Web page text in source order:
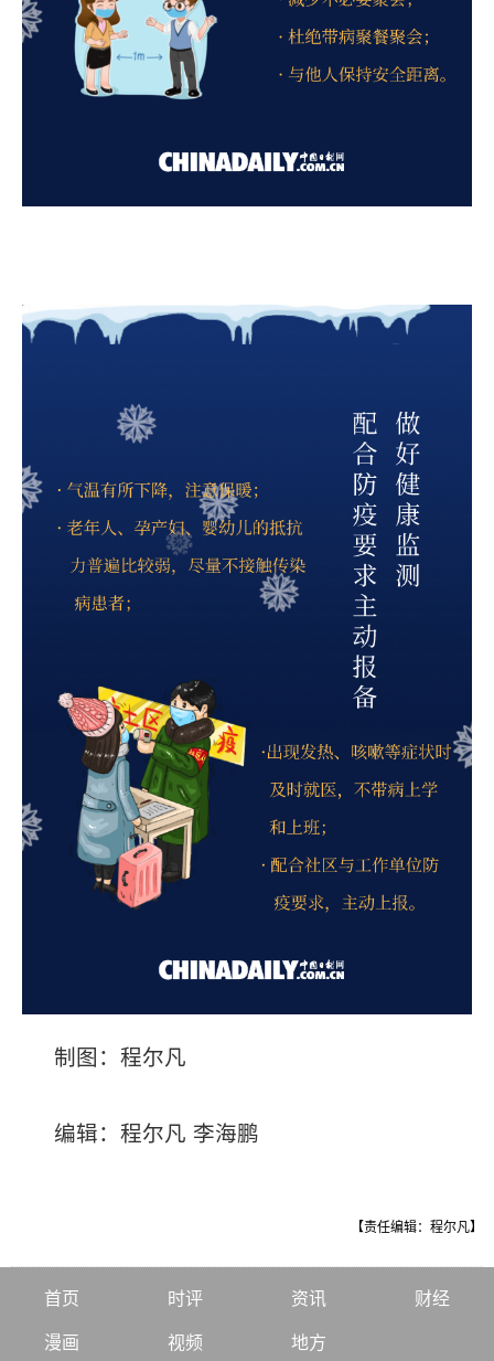
制图：程尔凡
编辑：程尔凡 李海鹏
【责任编辑：程尔凡】
首页 时评 资讯 财经
漫画 视频 地方